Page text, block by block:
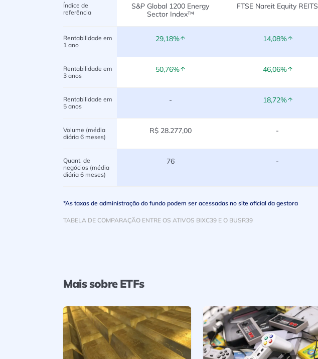
*As taxas de administração do fundo podem ser acessadas no site oficial da gestora
TABELA DE COMPARAÇÃO ENTRE OS ATIVOS BIXC39 E O BUSR39
Índice de
referência
S&P Global 1200 Energy
Sector Index™
FTSE Nareit Equity REITS
Rentabilidade em
1 ano
29,18% 14,08%
Rentabilidade em
3 anos
50,76% 46,06%
Rentabilidade em
5 anos
- 18,72%
Volume (média
diária 6 meses)
R$ 28.277,00 -
Quant. de
negócios (média
diária 6 meses)
76 -
Mais sobre ETFs